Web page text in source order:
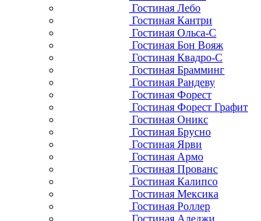
Гостиная Лебо
Гостиная Кантри
Гостиная Ольса-С
Гостиная Бон Вояж
Гостиная Квадро-С
Гостиная Брамминг
Гостиная Рандеву
Гостиная Форест
Гостиная Форест Графит
Гостиная Оникс
Гостиная Брусно
Гостиная Ярви
Гостиная Армо
Гостиная Прованс
Гостиная Калипсо
Гостиная Мексика
Гостиная Роллер
Гостиная Аледжи